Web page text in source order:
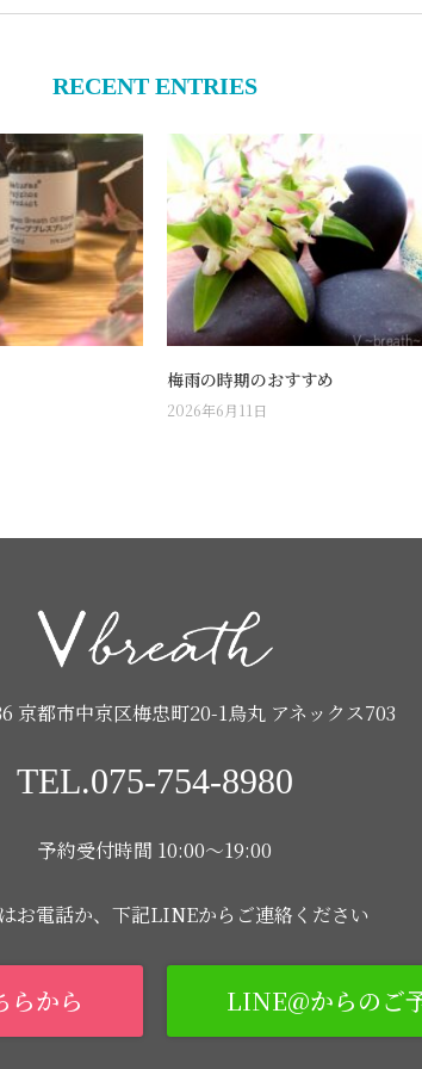
RECENT ENTRIES
梅雨の時期のおすすめ
2026年6月11日
京都市中京区梅忠町20-1烏丸 アネックス703
TEL.075-754-8980
予約受付時間 10:00〜19:00
お電話か、下記LINEからご連絡ください
らから LINE@からのご